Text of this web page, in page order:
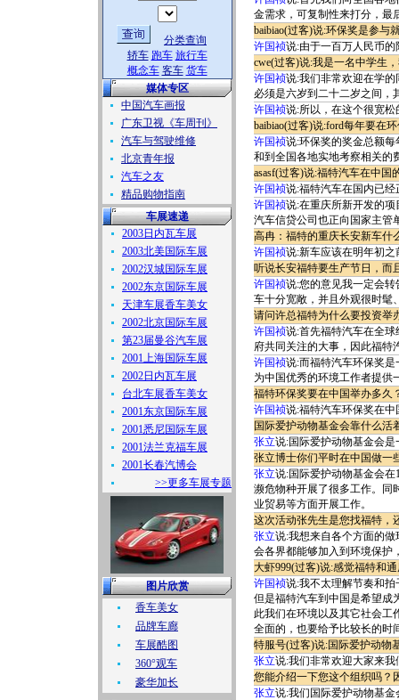
分类查询
轿车 跑车 旅行车
概念车 客车 货车
媒体专区
中国汽车画报
广东卫视《车周刊》
汽车与驾驶维修
北京青年报
汽车之友
精品购物指南
车展速递
2003日内瓦车展
2003北美国际车展
2002汉城国际车展
2002东京国际车展
天津车展香车美女
2002北京国际车展
第23届曼谷汽车展
2001上海国际车展
2002日内瓦车展
台北车展香车美女
2001东京国际车展
2001悉尼国际车展
2001法兰克福车展
2001长春汽博会
>>更多车展专题
图片欣赏
香车美女
品牌车廊
车展酷图
360°观车
豪华加长
金需求，可复制性来打分，最
baibiao(过客)说:环保奖是参与
许国祯说:由于一百万人民币
cwe(过客)说:我是一名中学生
许国祯说:我们非常欢迎在学
必须是六岁到二十二岁之间，
许国祯说:所以，在这个很宽
baibiao(过客)说:ford每年要在
许国祯说:环保奖的奖金总额
和到全国各地实地考察相关的
asasf(过客)说:福特汽车在中
许国祯说:福特汽车在国内已
许国祯说:在重庆所新开发的
汽车信贷公司也正向国家主管
高冉：福特的重庆长安新车什
许国祯说:新车应该在明年初
听说长安福特要生产节日，而
许国祯说:您的意见我一定会
车十分宽敞，并且外观很时髦
请问许总福特为什么要投资举
许国祯说:首先福特汽车在全
府共同关注的大事，因此福特
许国祯说:而福特汽车环保奖
为中国优秀的环境工作者提供
福特环保奖要在中国举办多久
许国祯说:福特汽车环保奖在
国际爱护动物基金会靠什么活
张立说:国际爱护动物基金会
张立博士你们平时在中国做一
张立说:国际爱护动物基金会
濒危物种开展了很多工作。同
业贸易等方面开展工作。
这次活动张先生是您找福特，
张立说:我想来自各个方面的
会各界都能够加入到环境保护
大虾999(过客)说:感觉福特和
许国祯说:我不太理解节奏和
但是福特汽车到中国是希望成
此我们在环境以及其它社会工
全面的，也要给予比较长的时
特服号(过客)说:国际爱护动物
张立说:我们非常欢迎大家来
您能介绍一下您这个组织吗？
张立说:我们国际爱护动物基